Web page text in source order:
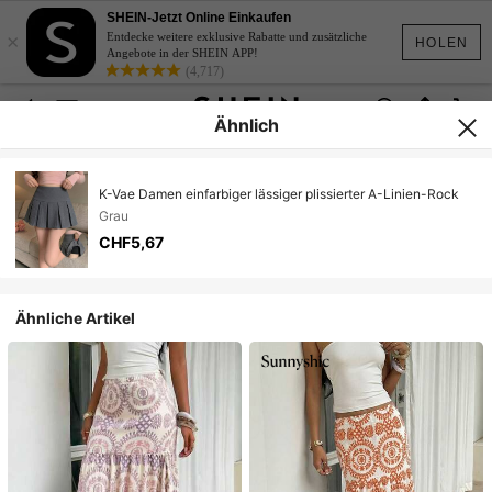
HOLEN
×
SHEIN-Jetzt Online Einkaufen
Entdecke weitere exklusive Rabatte und zusätzliche
Angebote in der SHEIN APP!
(4,717)
Ähnlich
K-Vae Damen einfarbiger lässiger plissierter A-Linien-Rock
Grau
CHF5,67
Ähnliche Artikel